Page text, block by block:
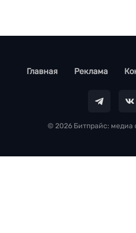
footer
Главная Реклама
© 2026 Битпрайс: медиа